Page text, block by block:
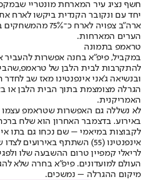
יחד עם ונקובר הקנדית ביקשו לארח
הערים המארחות.
טראמפ בתמונה
במקביל, פיפ"א בחנה אפשרות להעביר
להתקרבות לבית הלבן של טראמפ,
ובנשיאה ג'אני אינפנטינו מאז שב לחדר
הגרלה מצומצמת בתוך הבית הלבן או
האמריקנית.
לא נשללה גם האפשרות שטראמפ עצמו
באירוע. בדצמבר האחרון הוא שלח
לקבוצות במיאמי – שם נכחו גם בתו
אינפנטינו (55) השתתף
לריאלי קמפיין טרום ההשבעה שלו
העולם למועדונים. פיפ"א בחרה שלא
מיקום ההגרלה – נמשכים.